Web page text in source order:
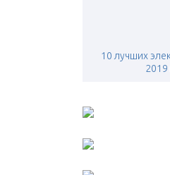
10 лучших
2019